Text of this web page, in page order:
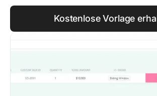
Kostenlose Vorlage